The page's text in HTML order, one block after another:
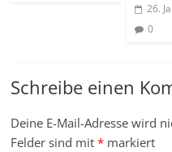
26.
0
Schreibe einen
Deine E-Mail-Adresse wird
Felder sind mit* markiert